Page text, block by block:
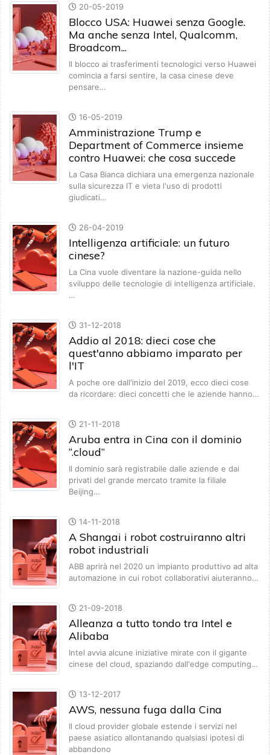
20-05-2019
Blocco USA: Huawei senza Google.
Ma anche senza Intel, Qualcomm,
Broadcom...
Il blocco ai trasferimenti tecnologici verso Huawei
comincia a farsi sentire, la casa cinese deve
pensare…
16-05-2019
Amministrazione Trump e
Department of Commerce insieme
contro Huawei: che cosa succede
La Casa Bianca dichiara una emergenza nazionale
sulla sicurezza IT e vieta l'uso di prodotti
giudicati…
26-04-2019
Intelligenza artificiale: un futuro
cinese?
La Cina vuole diventare la nazione-guida nello
sviluppo delle tecnologie di intelligenza artificiale.
…
31-12-2018
Addio al 2018: dieci cose che
quest'anno abbiamo imparato per
l'IT
A poche ore dall'inizio del 2019, ecco dieci cose
da ricordare: dieci concetti che le aziende hanno…
21-11-2018
Aruba entra in Cina con il dominio
“.cloud”
Il dominio sarà registrabile dalle aziende e dai
privati del grande mercato tramite la filiale
Beijing…
14-11-2018
A Shangai i robot costruiranno altri
robot industriali
ABB aprirà nel 2020 un impianto produttivo ad alta
automazione in cui robot collaborativi aiuteranno…
21-09-2018
Alleanza a tutto tondo tra Intel e
Alibaba
Intel avvia alcune iniziative mirate con il gigante
cinese del cloud, spaziando dall'edge computing…
13-12-2017
AWS, nessuna fuga dalla Cina
Il cloud provider globale estende i servizi nel
paese asiatico allontanando qualsiasi ipotesi di
abbandono